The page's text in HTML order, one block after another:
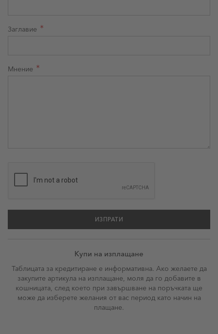
Заглавие
Мнение
ИЗПРАТИ
Купи на изплащане
Таблицата за кредитиране е информативна. Ако желаете да
закупите артикула на изплащане, моля да го добавите в
кошницата, след което при завършване на поръчката ще
може да изберете желания от вас период като начин на
плащане.